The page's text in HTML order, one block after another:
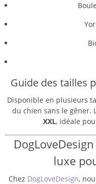
Guide des tailles
Disponible en plusieurs
du chien sans le gêner.
XXL, idéale
luxe
Chez DogLoveDesign,